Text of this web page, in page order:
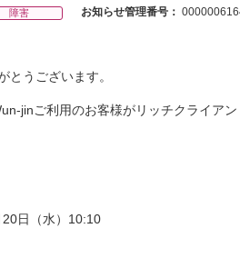
障害 お知らせ管理番号：
とうございます。
jinご利用のお客様がリッチクライア
日（水）10:10